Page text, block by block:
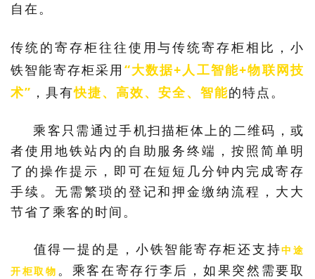
自在。
传统的寄存柜往往使用与传统寄存柜相比，小
铁智能寄存柜采用 “大数据+人工智能+物联网技
术” ，具有快捷、高效、安全、智能的特点。
乘客只需通过手机扫描柜体上的二维码，或
者使用地铁站内的自助服务终端，按照简单明
了的操作提示，即可在短短几分钟内完成寄存
手续。无需繁琐的登记和押金缴纳流程，大大
节省了乘客的时间。
值得一提的是，小铁智能寄存柜还支持中途
开柜取物 。乘客在寄存行李后，如果突然需要取